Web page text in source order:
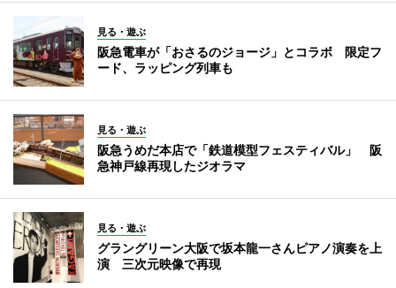
見る・遊ぶ
阪急電車が「おさるのジョージ」とコラボ 限定フ
ード、ラッピング列車も
見る・遊ぶ
阪急うめだ本店で「鉄道模型フェスティバル」 阪
急神戸線再現したジオラマ
見る・遊ぶ
グラングリーン大阪で坂本龍一さんピアノ演奏を上
演 三次元映像で再現